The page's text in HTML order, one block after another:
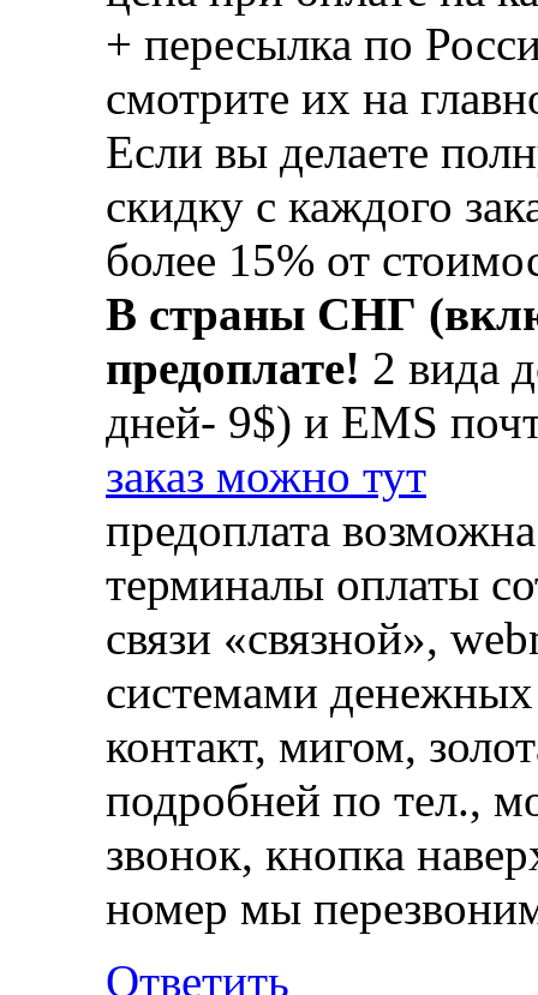
+ пересылка по
смотрите их на
Если вы делаете
скидку с каждого
более 15% от
В страны СНГ
предоплате! 2 вида
дней- 9$) и EMS
заказ можно тут
предоплата
терминалы оплаты
связи «связной»,
системами денежных
контакт, мигом,
подробней по тел.,
звонок, кнопка
номер мы
Ответить